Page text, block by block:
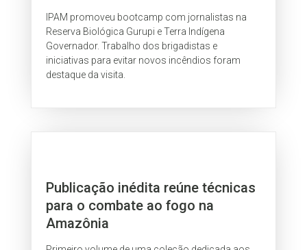
IPAM promoveu bootcamp com jornalistas na
Reserva Biológica Gurupi e Terra Indígena
Governador. Trabalho dos brigadistas e
iniciativas para evitar novos incêndios foram
destaque da visita.
Publicação inédita reúne técnicas
para o combate ao fogo na
Amazônia